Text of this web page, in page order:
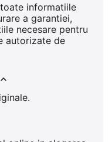
informatiile
a garantiei,
necesare pentru
autorizate de